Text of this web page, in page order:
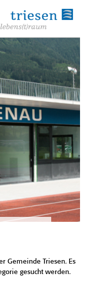
Gemeinde Triesen. Es
gesucht werden.